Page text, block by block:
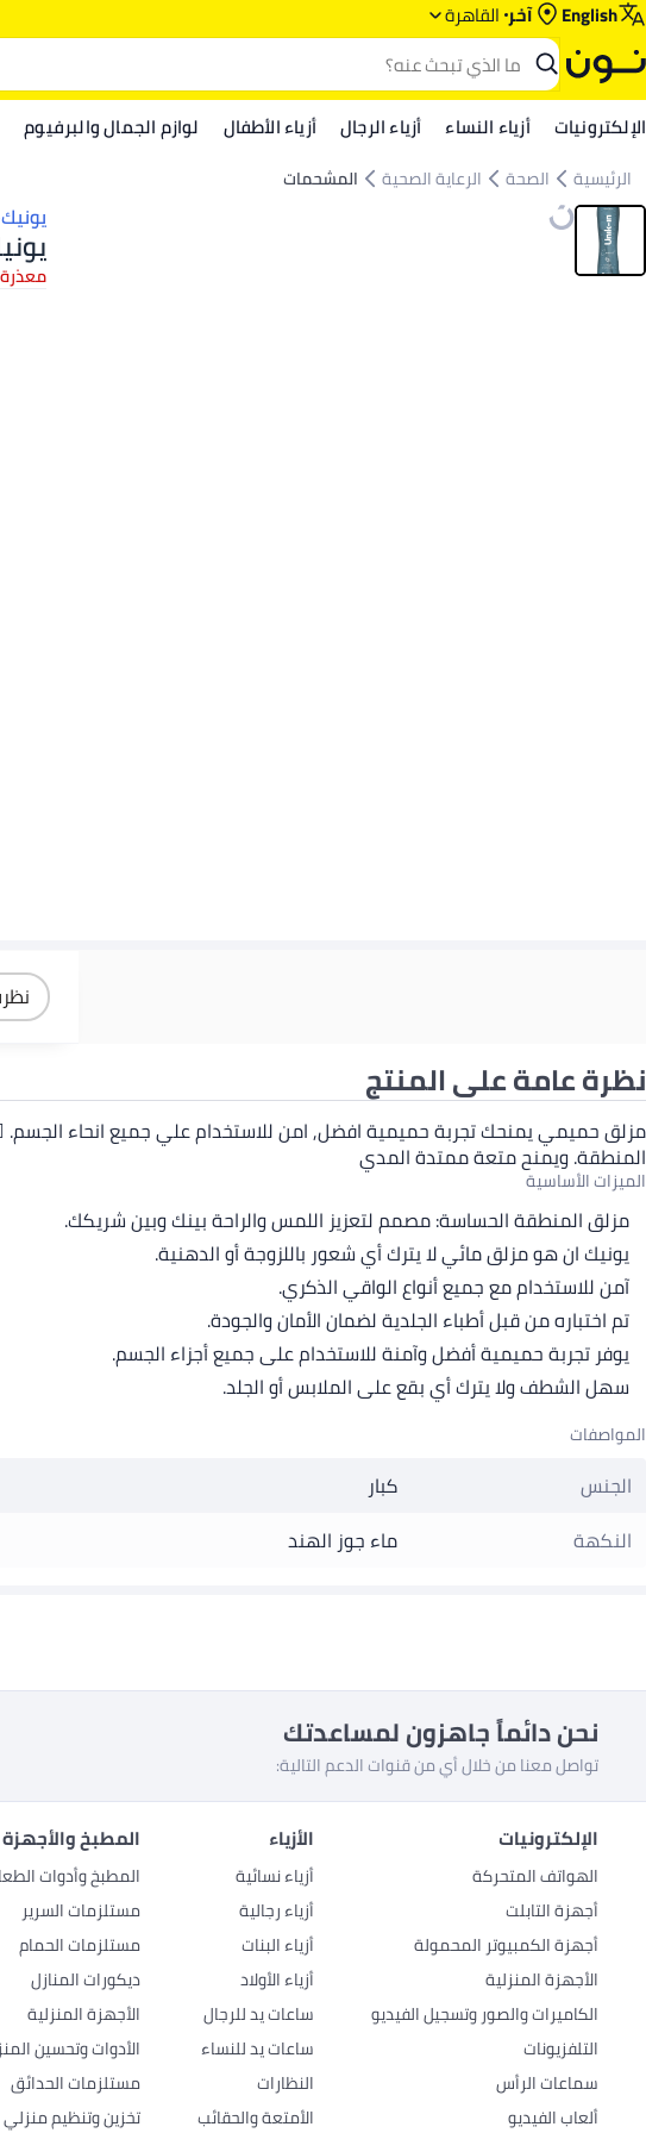
English آخر القاهرة
الإلكترونيات أزياء النساء أزياء الرجال أزياء الأطفال لوازم الجمال والبرفيوم
الرئيسية الصحة الرعاية الصحية المشحمات
نظرة عامة على المنتج
مزلق حميمي يمنحك تجربة حميمية افضل, امن للاستخدام علي جميع انحاء
المنطقة. ويمنح متعة ممتدة المدي
الميزات الأساسية
مزلق المنطقة الحساسة: مصمم لتعزيز اللمس والراحة بينك وبين شريكك.
يونيك ان هو مزلق مائي لا يترك أي شعور باللزوجة أو الدهنية.
آمن للاستخدام مع جميع أنواع الواقي الذكري.
تم اختباره من قبل أطباء الجلدية لضمان الأمان والجودة.
يوفر تجربة حميمية أفضل وآمنة للاستخدام على جميع أجزاء الجسم.
سهل الشطف ولا يترك أي بقع على الملابس أو الجلد.
المواصفات
الجنس
كبار
النكهة
ماء جوز الهند
نحن دائماً جاهزون لمساعدتك
تواصل معنا من خلال أي من قنوات الدعم التالية:
الإلكترونيات
الهواتف المتحركة
أجهزة التابلت
أجهزة الكمبيوتر المحمولة
الأجهزة المنزلية
الكاميرات والصور وتسجيل الفيديو
التلفزيونات
سماعات الرأس
ألعاب الفيديو
الأزياء
أزياء نسائية
أزياء رجالية
أزياء البنات
أزياء الأولاد
ساعات يد للرجال
ساعات يد للنساء
النظارات
الأمتعة والحقائب
المطبخ والأجهزة
المطبخ وأدوات
مستلزمات السرير
مستلزمات الحمام
ديكورات المنازل
الأجهزة المنزلية
الأدوات وتحسين
مستلزمات الحدائق
تخزين وتنظيم منزلي